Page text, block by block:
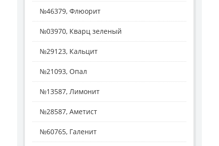
№46379, Флюорит
№03970, Кварц зеленый
№29123, Кальцит
№21093, Опал
№13587, Лимонит
№28587, Аметист
№60765, Галенит